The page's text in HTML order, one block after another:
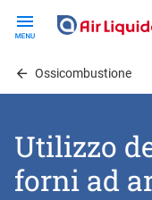
contentOssicombustione
Utilizzo
forni ad